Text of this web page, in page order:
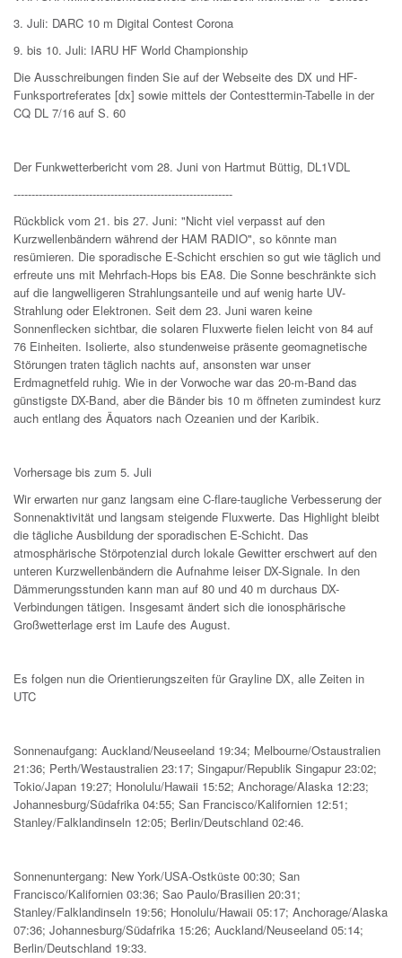
3. Juli: DARC 10 m Digital Contest Corona
9. bis 10. Juli: IARU HF World Championship
Die Ausschreibungen finden Sie auf der Webseite des DX und HF-
Funksportreferates [dx] sowie mittels der Contesttermin-Tabelle in der
CQ DL 7/16 auf S. 60
Der Funkwetterbericht vom 28. Juni von Hartmut Büttig, DL1VDL
-------------------------------------------------------------
Rückblick vom 21. bis 27. Juni: "Nicht viel verpasst auf den
Kurzwellenbändern während der HAM RADIO", so könnte man
resümieren. Die sporadische E-Schicht erschien so gut wie täglich und
erfreute uns mit Mehrfach-Hops bis EA8. Die Sonne beschränkte sich
auf die langwelligeren Strahlungsanteile und auf wenig harte UV-
Strahlung oder Elektronen. Seit dem 23. Juni waren keine
Sonnenflecken sichtbar, die solaren Fluxwerte fielen leicht von 84 auf
76 Einheiten. Isolierte, also stundenweise präsente geomagnetische
Störungen traten täglich nachts auf, ansonsten war unser
Erdmagnetfeld ruhig. Wie in der Vorwoche war das 20-m-Band das
günstigste DX-Band, aber die Bänder bis 10 m öffneten zumindest kurz
auch entlang des Äquators nach Ozeanien und der Karibik.
Vorhersage bis zum 5. Juli
Wir erwarten nur ganz langsam eine C-flare-taugliche Verbesserung der
Sonnenaktivität und langsam steigende Fluxwerte. Das Highlight bleibt
die tägliche Ausbildung der sporadischen E-Schicht. Das
atmosphärische Störpotenzial durch lokale Gewitter erschwert auf den
unteren Kurzwellenbändern die Aufnahme leiser DX-Signale. In den
Dämmerungsstunden kann man auf 80 und 40 m durchaus DX-
Verbindungen tätigen. Insgesamt ändert sich die ionosphärische
Großwetterlage erst im Laufe des August.
Es folgen nun die Orientierungszeiten für Grayline DX, alle Zeiten in
UTC
Sonnenaufgang: Auckland/Neuseeland 19:34; Melbourne/Ostaustralien
21:36; Perth/Westaustralien 23:17; Singapur/Republik Singapur 23:02;
Tokio/Japan 19:27; Honolulu/Hawaii 15:52; Anchorage/Alaska 12:23;
Johannesburg/Südafrika 04:55; San Francisco/Kalifornien 12:51;
Stanley/Falklandinseln 12:05; Berlin/Deutschland 02:46.
Sonnenuntergang: New York/USA-Ostküste 00:30; San
Francisco/Kalifornien 03:36; Sao Paulo/Brasilien 20:31;
Stanley/Falklandinseln 19:56; Honolulu/Hawaii 05:17; Anchorage/Alaska
07:36; Johannesburg/Südafrika 15:26; Auckland/Neuseeland 05:14;
Berlin/Deutschland 19:33.